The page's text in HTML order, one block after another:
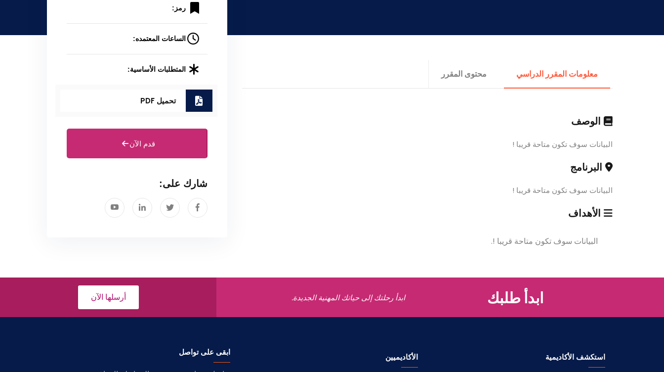
معلومات المقرر الدراسي محتوى المقرر
الوصف
البيانات سوف تكون متاحة قريبا !
البرنامج
البيانات سوف تكون متاحة قريبا !
الأهداف
البيانات سوف تكون متاحة قريبا !.
رمز:
الساعات المعتمده:
المتطلبات الأساسية:
تحميل PDF
قدم الآن
شارك على:
ابدأ طلبك ابدأ رحلتك إلى حياتك المهنية الجديدة. أرسلها الآن
استكشف الأكاديمية الأكاديميين
ابقى على تواصل